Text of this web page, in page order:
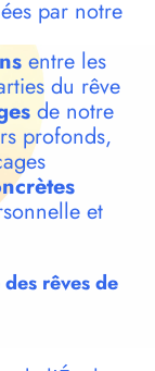
par notre
entre les
du rêve
de notre
profonds,
et
rêves de